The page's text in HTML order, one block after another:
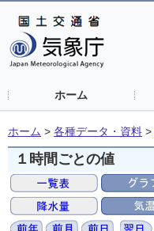
ホーム
ホーム > 各種データ・資料 >
１時間ごとの値